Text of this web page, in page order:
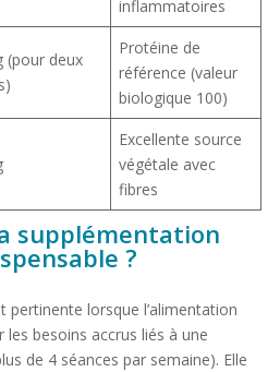
inflammatoires
(pour deux
Protéine de
référence (valeur
biologique 100)
Excellente source
végétale avec
fibres
supplémentation
?
pertinente lorsque l’alimentation
besoins accrus liés à une
de 4 séances par semaine). Elle